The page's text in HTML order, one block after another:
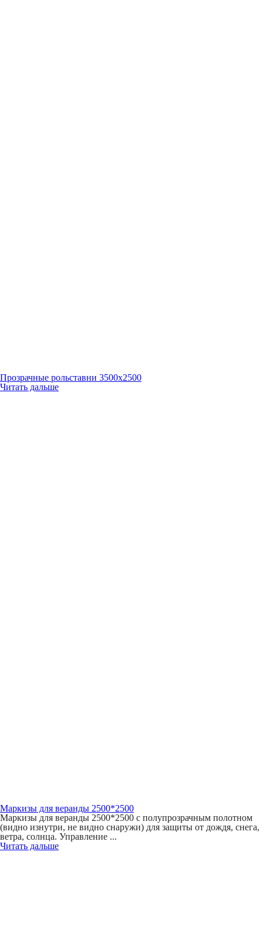
Прозрачные рольставни 3500х2500
Читать дальше
Маркизы для веранды 2500*2500
Маркизы для веранды 2500*2500 с полупрозрачным полотном
(видно изнутри, не видно снаружи) для защиты от дождя, снега,
ветра, солнца. Управление ...
Читать дальше